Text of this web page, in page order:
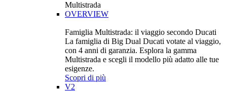
Multistrada
OVERVIEW
Famiglia Multistrada: il viaggio secondo Ducati
La famiglia di Big Dual Ducati votate al viaggio,
con 4 anni di garanzia. Esplora la gamma
Multistrada e scegli il modello più adatto alle tue
esigenze.
Scopri di più
V2